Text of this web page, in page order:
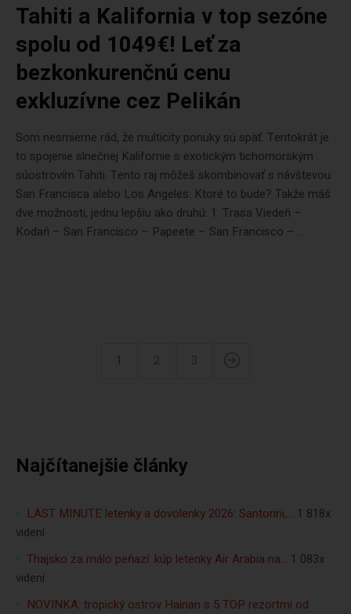
Tahiti a Kalifornia v top sezóne
spolu od 1049€! Leť za
bezkonkurenčnú cenu
exkluzívne cez Pelikán
Som nesmierne rád, že multicity ponuky sú späť. Tentokrát je
to spojenie slnečnej Kalifornie s exotickým tichomorským
súostrovím Tahiti. Tento raj môžeš skombinovať s návštevou
San Francisca alebo Los Angeles. Ktoré to bude? Takže máš
dve možnosti, jednu lepšiu ako druhú: 1. Trasa Viedeň –
Kodaň – San Francisco – Papeete – San Francisco –...
1 2 3
Najčítanejšie články
LAST MINUTE letenky a dovolenky 2026: Santorini,… 1 818x
videní
Thajsko za málo peňazí: kúp letenky Air Arabia na… 1 083x
videní
NOVINKA: tropický ostrov Hainan s 5 TOP rezortmi od